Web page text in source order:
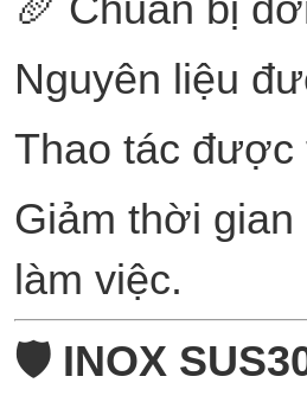
Nguyên liệu
Thao tác được
Giảm thời gian
làm việc.
🛡️ INOX